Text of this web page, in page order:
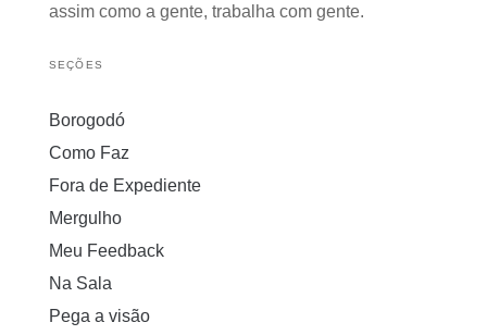
assim como a gente, trabalha com gente.
SEÇÕES
Borogodó
Como Faz
Fora de Expediente
Mergulho
Meu Feedback
Na Sala
Pega a visão